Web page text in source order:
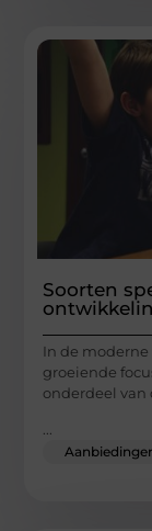
Soorten
In de
groeiende
onderdeel van
...